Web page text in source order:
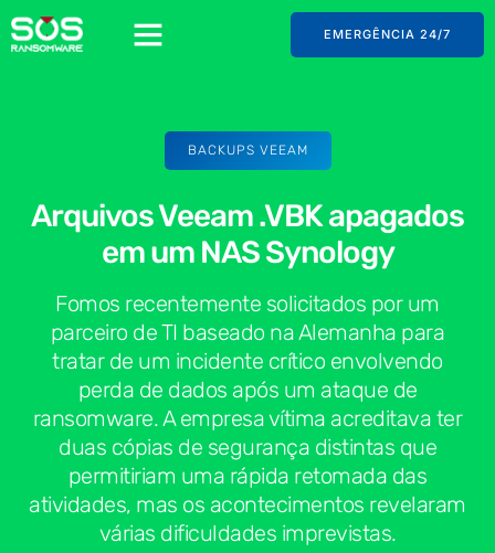
EMERGÊNCIA 24/7
BACKUPS VEEAM
Arquivos Veeam .VBK apagados
em um NAS Synology
Fomos recentemente solicitados por um
parceiro de TI baseado na Alemanha para
tratar de um incidente crítico envolvendo
perda de dados após um ataque de
ransomware. A empresa vítima acreditava ter
duas cópias de segurança distintas que
permitiriam uma rápida retomada das
atividades, mas os acontecimentos revelaram
várias dificuldades imprevistas.